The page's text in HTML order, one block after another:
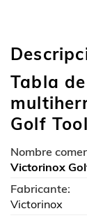
Tabla
Golf
Nombre
Victorinox
Fabricante:
Victorinox